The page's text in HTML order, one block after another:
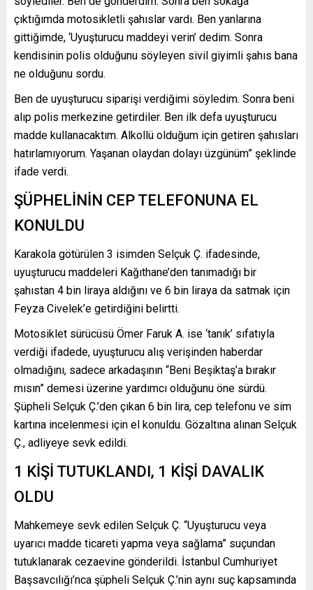
çıktığımda motosikletli şahıslar vardı. Ben yanlarına
gittiğimde, ‘Uyuşturucu maddeyi verin’ dedim. Sonra
kendisinin polis olduğunu söyleyen sivil giyimli şahıs bana
ne olduğunu sordu.
Ben de uyuşturucu siparişi verdiğimi söyledim. Sonra beni
alıp polis merkezine getirdiler. Ben ilk defa uyuşturucu
madde kullanacaktım. Alkollü olduğum için getiren şahısları
hatırlamıyorum. Yaşanan olaydan dolayı üzgünüm” şeklinde
ifade verdi.
ŞÜPHELİNİN CEP TELEFONUNA EL
KONULDU
Karakola götürülen 3 isimden Selçuk Ç. ifadesinde,
uyuşturucu maddeleri Kağıthane’den tanımadığı bir
şahıstan 4 bin liraya aldığını ve 6 bin liraya da satmak için
Feyza Civelek’e getirdiğini belirtti.
Motosiklet sürücüsü Ömer Faruk A. ise ‘tanık’ sıfatıyla
verdiği ifadede, uyuşturucu alış verişinden haberdar
olmadığını, sadece arkadaşının “Beni Beşiktaş’a bırakır
mısın” demesi üzerine yardımcı olduğunu öne sürdü.
Şüpheli Selçuk Ç.’den çıkan 6 bin lira, cep telefonu ve sim
kartına incelenmesi için el konuldu. Gözaltına alınan Selçuk
Ç., adliyeye sevk edildi.
1 KİŞİ TUTUKLANDI, 1 KİŞİ DAVALIK
OLDU
Mahkemeye sevk edilen Selçuk Ç. “Uyuşturucu veya
uyarıcı madde ticareti yapma veya sağlama” suçundan
tutuklanarak cezaevine gönderildi. İstanbul Cumhuriyet
Başsavcılığı’nca şüpheli Selçuk Ç.’nin aynı suç kapsamında